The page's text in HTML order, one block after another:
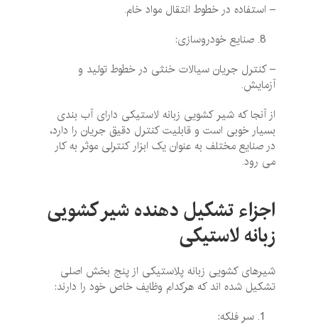
– استفاده در خطوط انتقال مواد خام.
صنایع خودروسازی:
– کنترل جریان سیالات خنثی در خطوط تولید و
آزمایش.
از آنجا که شیر کشویی زبانه لاستیکی دارای آب ‌بندی
بسیار خوبی است و قابلیت کنترل دقیق جریان را دارد،
در صنایع مختلف به‌ عنوان یک ابزار کنترلی موثر به‌ کار
می‌ رود.
اجزاء تشکیل دهنده شیر کشویی
زبانه لاستیکی
شیرهای کشویی زبانه پلاستیکی از پنج بخش اصلی
تشکیل شده ‌اند که هرکدام وظایف خاص خود را دارند:
سر فلکه: